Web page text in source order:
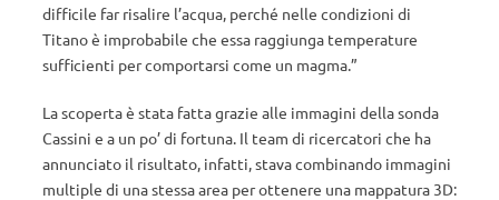
difficile far risalire l’acqua, perché nelle condizioni di
Titano è improbabile che essa raggiunga temperature
sufficienti per comportarsi come un magma.”
La scoperta è stata fatta grazie alle immagini della sonda
Cassini e a un po’ di fortuna. Il team di ricercatori che ha
annunciato il risultato, infatti, stava combinando immagini
multiple di una stessa area per ottenere una mappatura 3D: